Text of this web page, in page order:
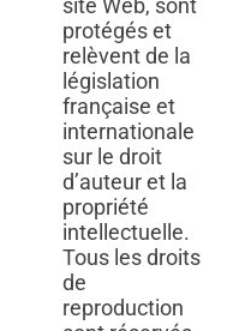
site Web, sont
protégés et
relèvent de la
législation
française et
internationale
sur le droit
d’auteur et la
propriété
intellectuelle.
Tous les droits
de
reproduction